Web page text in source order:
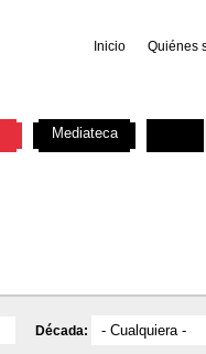
Inicio Quiénes
Década:
Mediateca